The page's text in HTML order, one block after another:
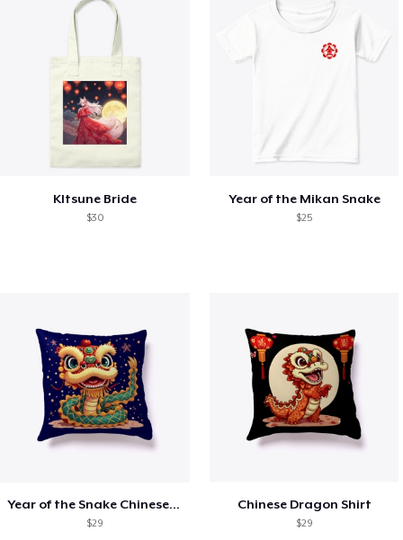
KItsune Bride
$30
Year of the Mikan Snake
$25
Year of the Snake Chinese New Year
$29
Chinese Dragon Shirt
$29